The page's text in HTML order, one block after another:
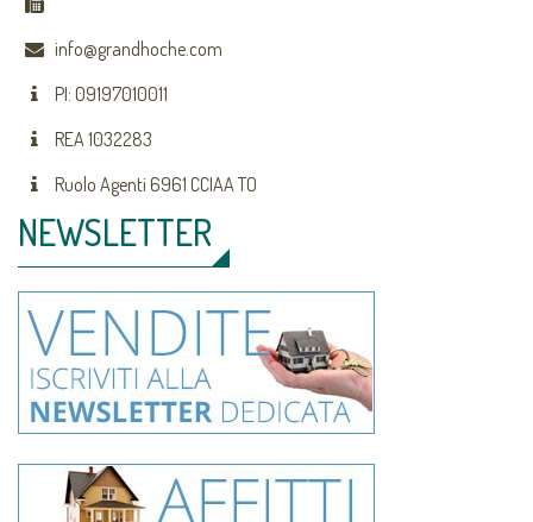
info@grandhoche.com
PI: 09197010011
REA 1032283
Ruolo Agenti 6961 CCIAA TO
NEWSLETTER